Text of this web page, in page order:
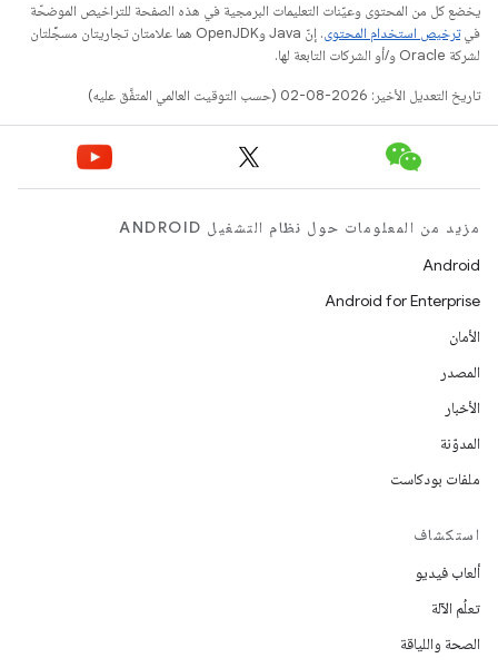
يخضع كل من المحتوى وعيّنات التعليمات البرمجية في هذه الصفحة للتراخيص الموضحّة
فيترخيص استخدام المحتوى
. إنّ Java وOpenJDK هما علامتان تجاريتان مسجَّلتان
لشركة Oracle و/أو الشركات التابعة لها.
تاريخ التعديل الأخير: 2026-08-02 (حسب التوقيت العالمي المتفَّق عليه)
مزيد من المعلومات حول نظام التشغيل ANDROID
Android
Android for Enterprise
الأمان
المصدر
الأخبار
المدوّنة
ملفات بودكاست
استكشاف
ألعاب فيديو
تعلُم الآلة
الصحة واللياقة